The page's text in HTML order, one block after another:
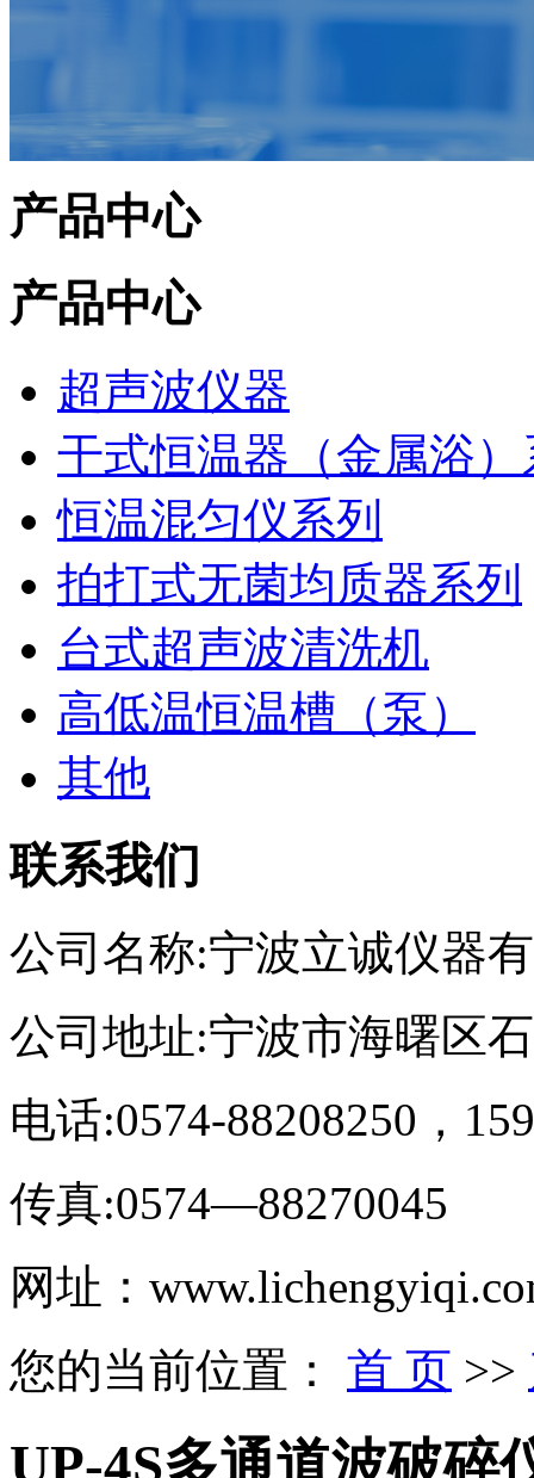
产品中心
产品中心
超声波仪器
干式恒温器（金属浴）
恒温混匀仪系列
拍打式无菌均质器系列
台式超声波清洗机
高低温恒温槽（泵）
其他
联系我们
公司名称:宁波立诚仪器
公司地址:宁波市海曙区
电话:0574-88208250，
传真:0574—88270045
网址：
您的当前位置： 首 页 >>
UP-4S多通道波破碎